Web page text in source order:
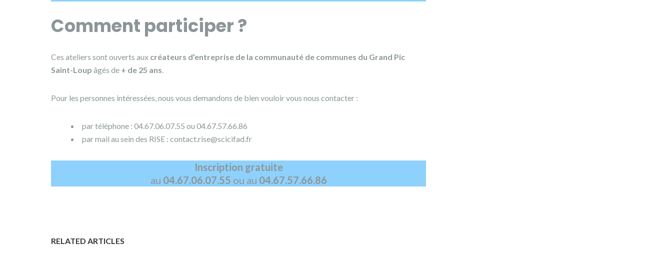
Comment participer ?
Ces ateliers sont ouverts aux créateurs d’entreprise de la communauté de communes du Grand Pic
Saint-Loup âgés de + de 25 ans.
Pour les personnes intéressées, nous vous demandons de bien vouloir vous nous contacter :
par téléphone : 04.67.06.07.55 ou 04.67.57.66.86
par mail au sein des RISE : contact.rise@scicifad.fr
Inscription gratuite
au 04.67.06.07.55 ou au 04.67.57.66.86
RELATED ARTICLES